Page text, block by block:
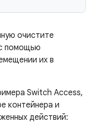
очистите
помощью
их в
Switch Access,
контейнера и
действий: